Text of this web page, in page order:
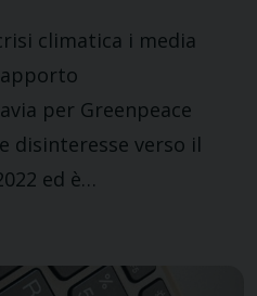
climatica i media
per Greenpeace
disinteresse verso il
ed è…